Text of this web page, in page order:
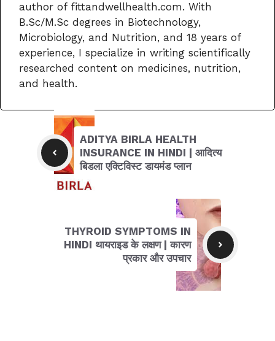
author of fittandwellhealth.com. With
B.Sc/M.Sc degrees in Biotechnology,
Microbiology, and Nutrition, and 18 years of
experience, I specialize in writing scientifically
researched content on medicines, nutrition,
and health.
ADITYA BIRLA HEALTH
INSURANCE IN HINDI | आदित्य
बिडला एक्टिविस्ट डायमंड प्लान
THYROID SYMPTOMS IN
HINDI थायराइड के लक्षण | कारण
प्रकार और उपचार